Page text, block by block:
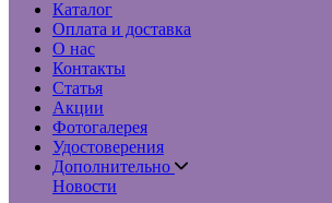
Каталог
Оплата и доставка
О нас
Контакты
Статья
Акции
Фотогалерея
Удостоверения
Дополнительно
Новости